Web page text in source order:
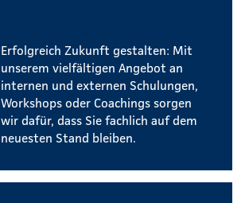
Erfolgreich Zukunft gestalten: Mit
unserem vielfältigen Angebot an
internen und externen Schulungen,
Workshops oder Coachings sorgen
wir dafür, dass Sie fachlich auf dem
neuesten Stand bleiben.